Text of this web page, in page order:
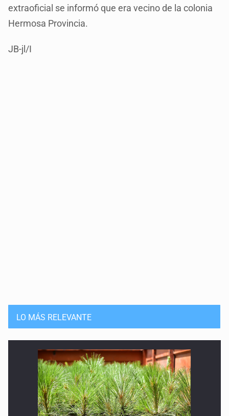
extraoficial se informó que era vecino de la colonia
Hermosa Provincia.
JB-jl/I
LO MÁS RELEVANTE